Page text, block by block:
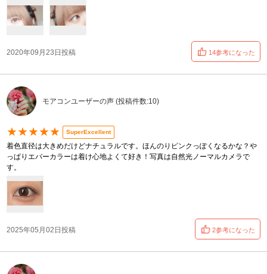
2020年09月23日投稿 14参考になった
モアコンユーザーの声 (投稿件数:10)
★★★★★ SuperExcellent
着色直径は大きめだけどナチュラルです。ほんのりピンクっぽくなるかな？や
っぱりエバーカラーは着け心地よくて好き！写真は自然光ノーマルカメラで
す。
2025年05月02日投稿 2参考になった